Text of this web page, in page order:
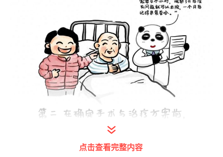
点击查看完整内容